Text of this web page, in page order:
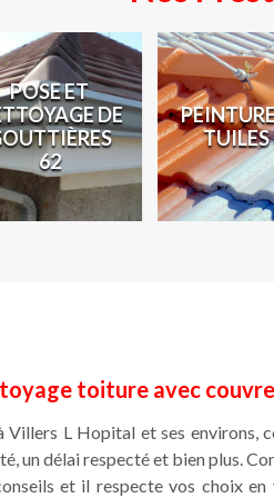
POSE ET
DE
62
TUILES
toiture avec
L Hopital et ses
un délai respecté et bien plus.
et il respecte vos choix